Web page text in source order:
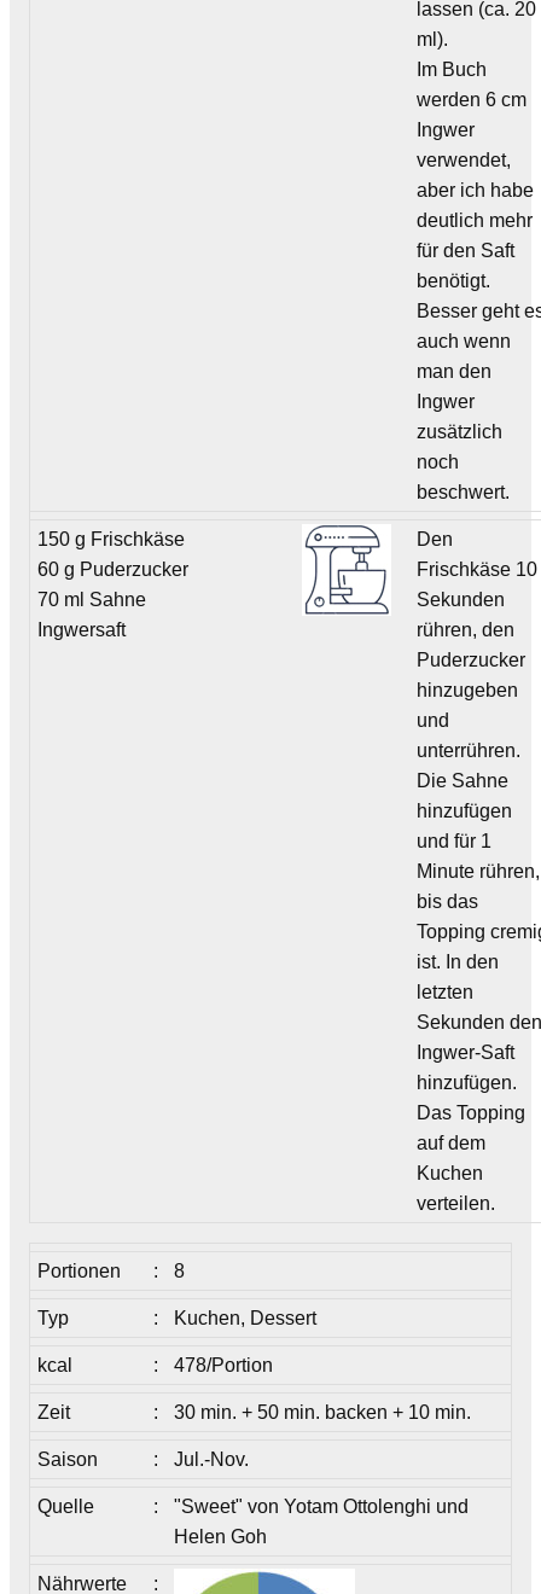
lassen (ca. 20
ml).
Im Buch
werden 6 cm
Ingwer
verwendet,
aber ich habe
deutlich mehr
für den Saft
benötigt.
Besser geht
auch wenn
man den
Ingwer
zusätzlich
noch
beschwert.
150 g Frischkäse
60 g Puderzucker
70 ml Sahne
Ingwersaft
Den
Frischkäse 10
Sekunden
rühren, den
Puderzucker
hinzugeben
und
unterrühren.
Die Sahne
hinzufügen
und für 1
Minute rühren,
bis das
Topping
ist. In den
letzten
Sekunden
Ingwer-Saft
hinzufügen.
Das Topping
auf dem
Kuchen
verteilen.
Portionen : 8
Typ : Kuchen, Dessert
kcal : 478/Portion
Zeit : 30 min. + 50 min. backen + 10 min.
Saison : Jul.-Nov.
Quelle :
"Sweet" von Yotam Ottolenghi und
Helen Goh
Nährwerte :